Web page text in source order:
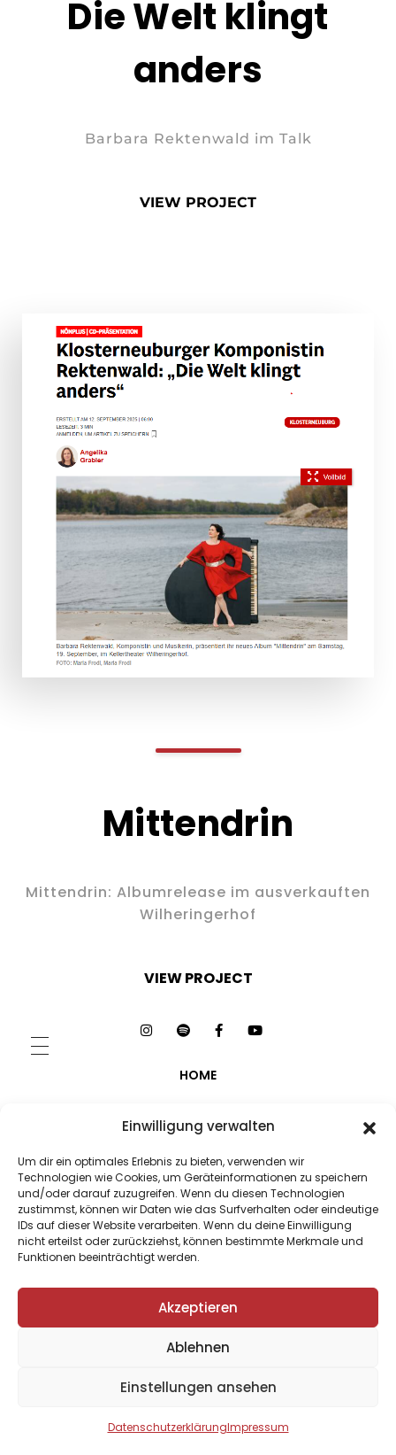
Einwilligung verwalten
Um dir ein optimales Erlebnis zu bieten, verwenden wir
Technologien wie Cookies, um Geräteinformationen zu speichern
und/oder darauf zuzugreifen. Wenn du diesen Technologien
zustimmst, können wir Daten wie das Surfverhalten oder eindeutige
IDs auf dieser Website verarbeiten. Wenn du deine Einwilligung
nicht erteilst oder zurückziehst, können bestimmte Merkmale und
Funktionen beeinträchtigt werden.
Akzeptieren
Ablehnen
Einstellungen ansehen
DatenschutzerklärungImpressum
Die Welt klingt
anders
Barbara Rektenwald im Talk
VIEW PROJECT
Mittendrin
Mittendrin: Albumrelease im ausverkauften
Wilheringerhof
VIEW PROJECT
HOME
ALBEN
KOMPOSITIONEN
ÜBER MICH
PRESSE
IMPRESSUM/DATENSCHUTZ
© 2026 Barbara Rektenwald